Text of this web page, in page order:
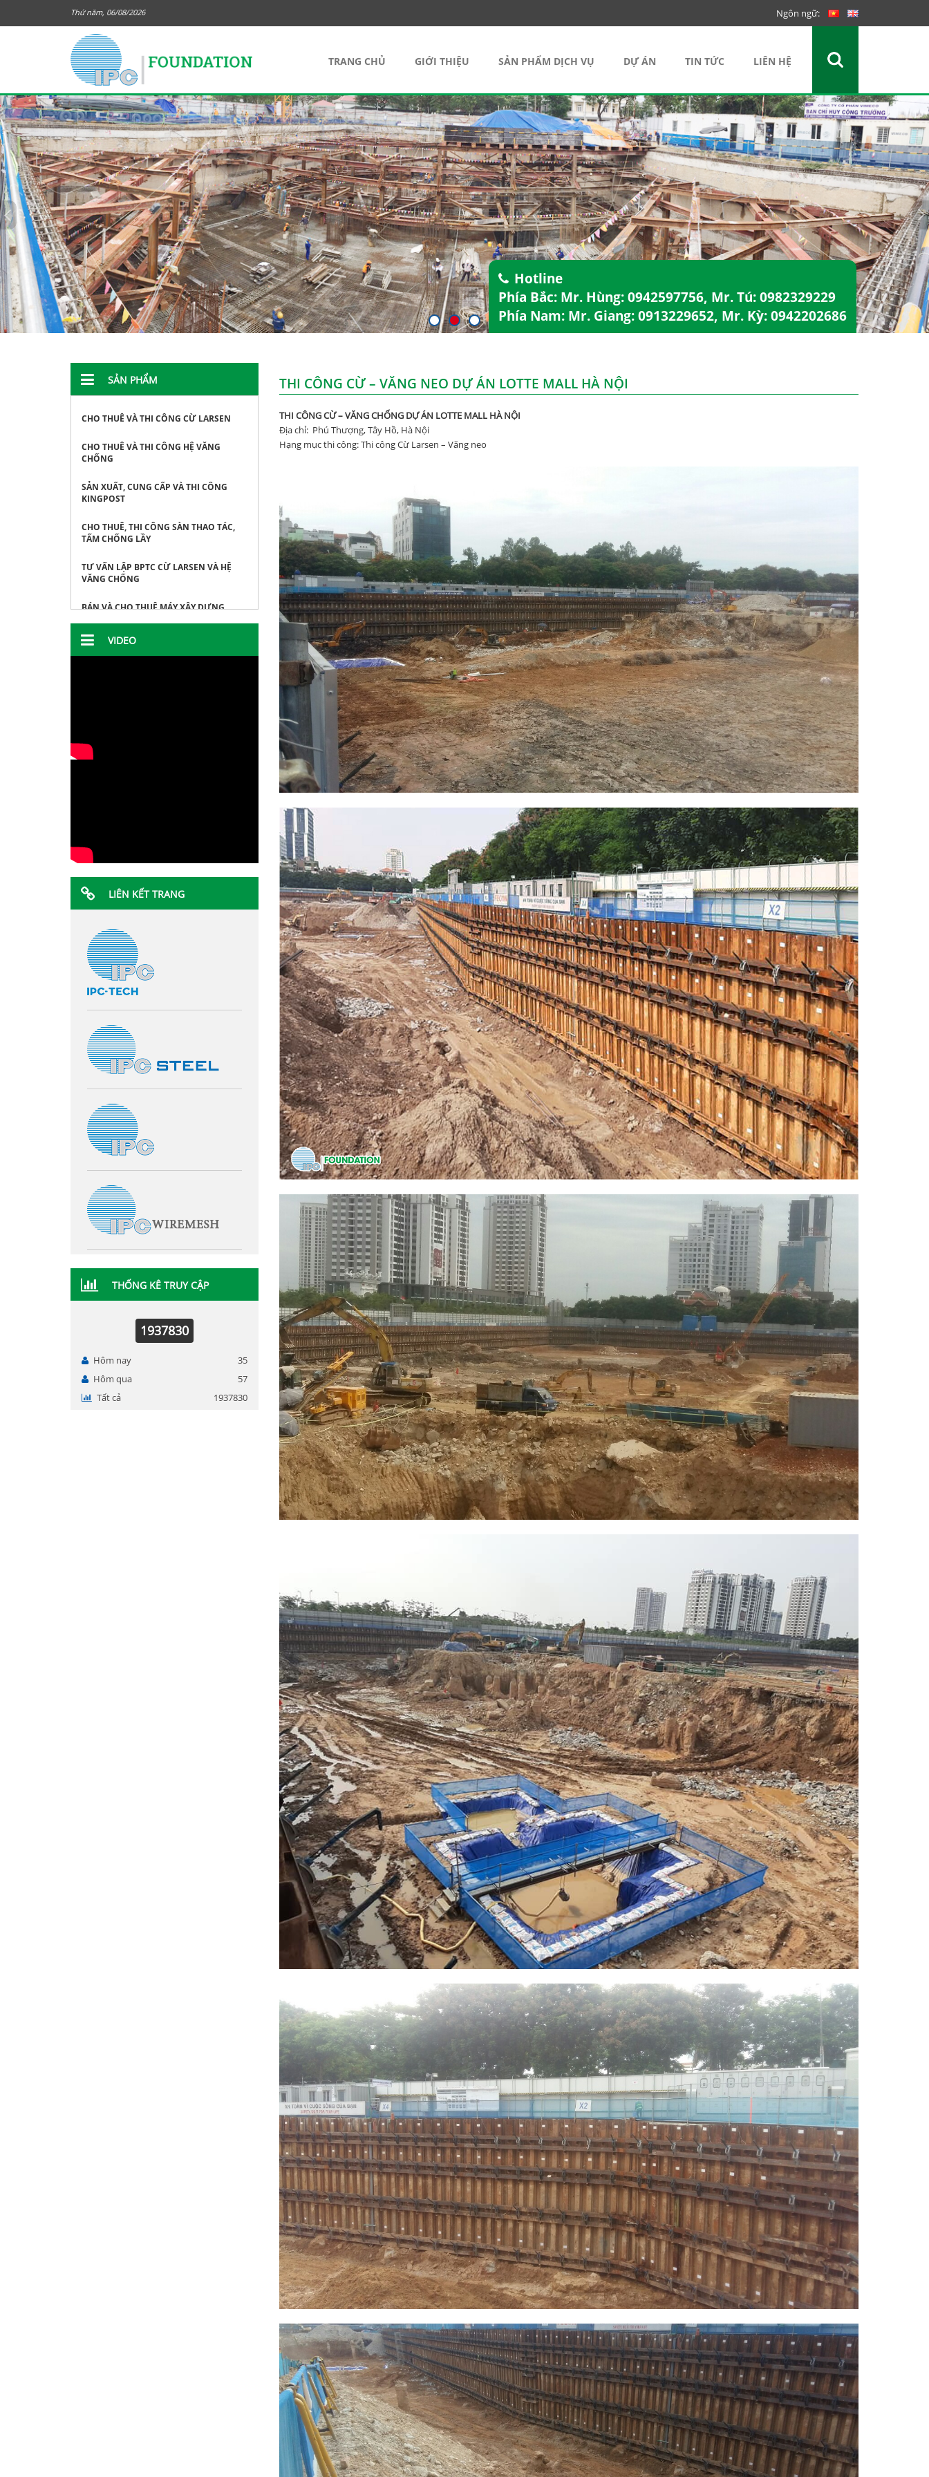
Thứ năm, 06/08/2026 Ngôn ngữ:
TRANG CHỦ GIỚI THIỆU SẢN PHẨM DỊCH VỤ DỰ ÁN TIN TỨC LIÊN HỆ
Hotline
Phía Bắc: Mr. Hùng:0942597756, Mr. Tú:0982329229
Phía Nam: Mr. Giang:0913229652, Mr. Kỳ:0942202686
THI CÔNG CỪ – VĂNG NEO DỰ ÁN LOTTE MALL HÀ NỘI
THI CÔNG CỪ – VĂNG CHỐNG DỰ ÁN LOTTE MALL HÀ NỘI
Địa chỉ: Phú Thượng, Tây Hồ, Hà Nội
Hạng mục thi công: Thi công Cừ Larsen – Văng neo
SẢN PHẨM
CHO THUÊ VÀ THI CÔNG CỪ LARSEN
CHO THUÊ VÀ THI CÔNG HỆ VĂNG
CHỐNG
SẢN XUẤT, CUNG CẤP VÀ THI CÔNG
KINGPOST
CHO THUÊ, THI CÔNG SÀN THAO TÁC,
TẤM CHỐNG LẦY
TƯ VẤN LẬP BPTC CỪ LARSEN VÀ HỆ
VĂNG CHỐNG
BÁN VÀ CHO THUÊ MÁY XÂY DỰNG
VIDEO
LIÊN KẾT TRANG
THỐNG KÊ TRUY CẬP
1937830
Hôm nay
35
Hôm qua
57
Tất cả
1937830